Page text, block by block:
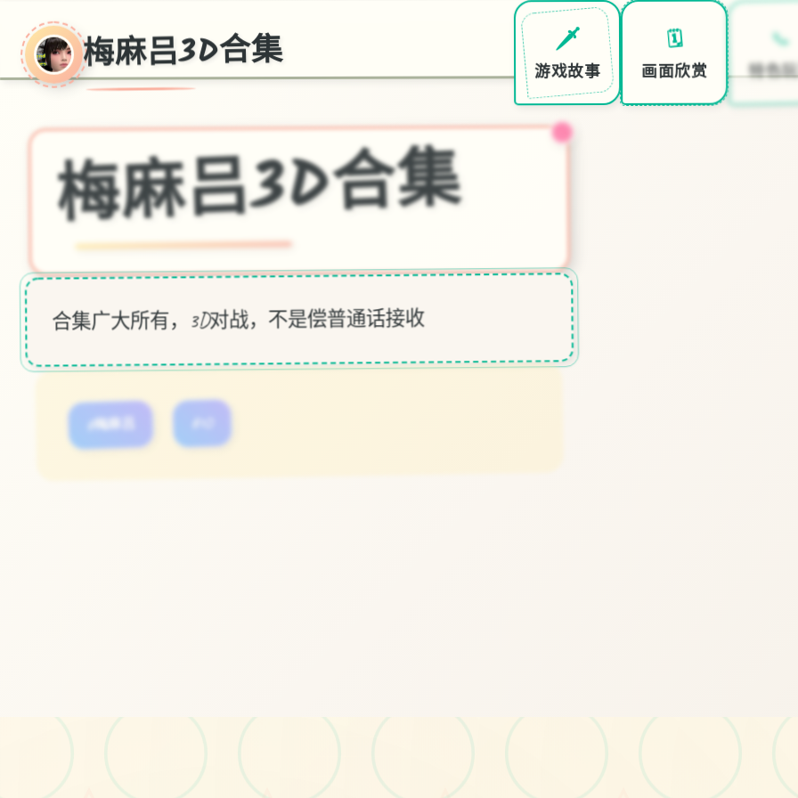
梅麻吕3D合集 🗡️
游戏故事
🗓️
画面欣赏
📞
特色
梅麻吕3D合集
合集广大所有，3D对战，不是偿普通话接收
#梅麻吕 #3D